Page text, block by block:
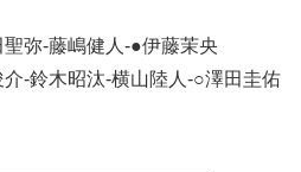
弥-藤嶋健人-●伊藤茉央
-鈴木昭汰-横山陸人-○澤田圭佑